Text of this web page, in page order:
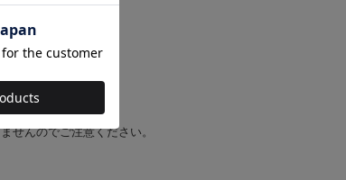
せんのでご注意ください。